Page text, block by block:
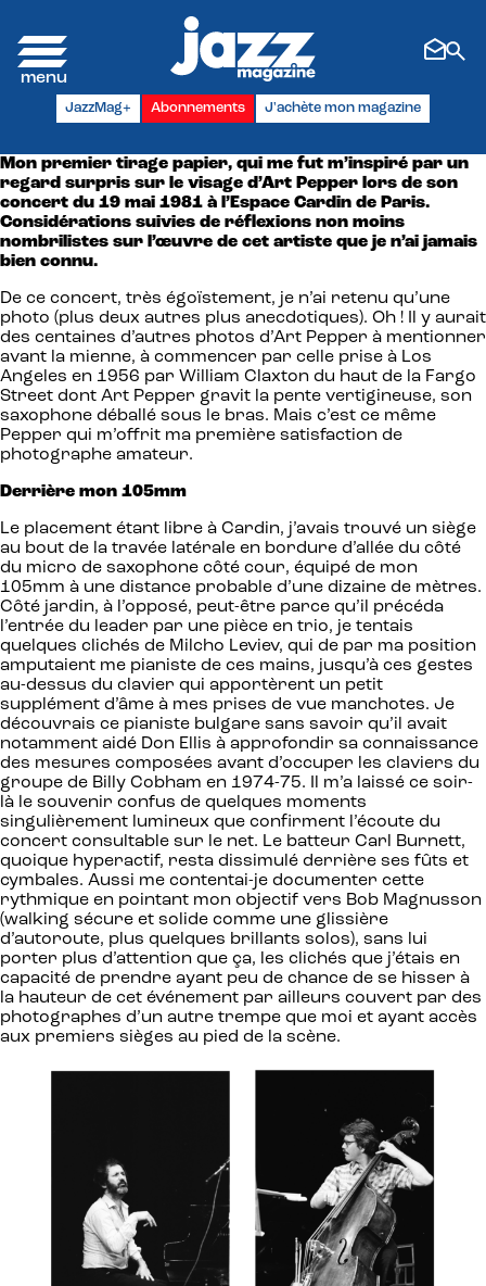
JazzMag+ Abonnements J'achète mon magazine
Mon premier tirage papier, qui me fut m’inspiré par un
regard surpris sur le visage d’Art Pepper lors de son
concert du 19 mai 1981 à l’Espace Cardin de Paris.
Considérations suivies de réflexions non moins
nombrilistes sur l’œuvre de cet artiste que je n’ai jamais
bien connu.
De ce concert, très égoïstement, je n’ai retenu qu’une
photo (plus deux autres plus anecdotiques). Oh ! Il y aurait
des centaines d’autres photos d’Art Pepper à mentionner
avant la mienne, à commencer par celle prise à Los
Angeles en 1956 par William Claxton du haut de la Fargo
Street dont Art Pepper gravit la pente vertigineuse, son
saxophone déballé sous le bras. Mais c’est ce même
Pepper qui m’offrit ma première satisfaction de
photographe amateur.
Derrière mon 105mm
Le placement étant libre à Cardin, j’avais trouvé un siège
au bout de la travée latérale en bordure d’allée du côté
du micro de saxophone côté cour, équipé de mon
105mm à une distance probable d’une dizaine de mètres.
Côté jardin, à l’opposé, peut-être parce qu’il précéda
l’entrée du leader par une pièce en trio, je tentais
quelques clichés de Milcho Leviev, qui de par ma position
amputaient me pianiste de ces mains, jusqu’à ces gestes
au-dessus du clavier qui apportèrent un petit
supplément d’âme à mes prises de vue manchotes. Je
découvrais ce pianiste bulgare sans savoir qu’il avait
notamment aidé Don Ellis à approfondir sa connaissance
des mesures composées avant d’occuper les claviers du
groupe de Billy Cobham en 1974-75. Il m’a laissé ce soir-
là le souvenir confus de quelques moments
singulièrement lumineux que confirment l’écoute du
concert consultable sur le net. Le batteur Carl Burnett,
quoique hyperactif, resta dissimulé derrière ses fûts et
cymbales. Aussi me contentai-je documenter cette
rythmique en pointant mon objectif vers Bob Magnusson
(walking sécure et solide comme une glissière
d’autoroute, plus quelques brillants solos), sans lui
porter plus d’attention que ça, les clichés que j’étais en
capacité de prendre ayant peu de chance de se hisser à
la hauteur de cet événement par ailleurs couvert par des
photographes d’un autre trempe que moi et ayant accès
aux premiers sièges au pied de la scène.